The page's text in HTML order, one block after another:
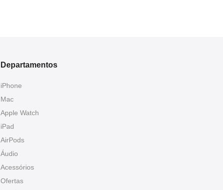
Departamentos
iPhone
Mac
Apple Watch
iPad
AirPods
Áudio
Acessórios
Ofertas